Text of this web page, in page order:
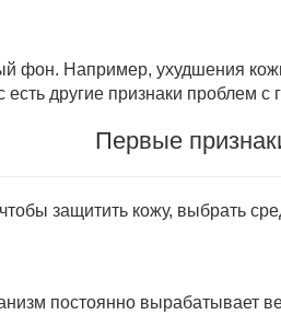
фон. Например, ухудшения
другие признаки проблем
Первые
защитить кожу, выбрать
постоянно вырабатывает